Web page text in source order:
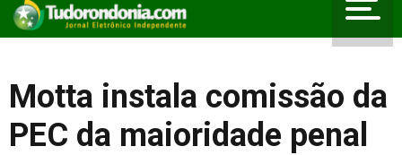
Motta instala comissão da
PEC da maioridade penal